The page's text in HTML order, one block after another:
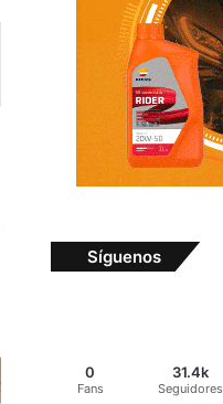
Síguenos
0
Fans
31.4k
Seguidores